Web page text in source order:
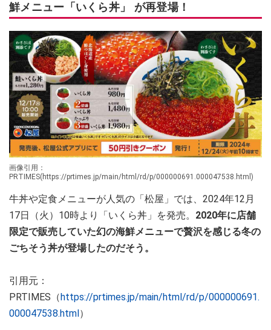
鮮メニュー「いくら丼」 が再登場！
画像引用：
PRTIMES(https://prtimes.jp/main/html/rd/p/000000691.000047538.html)
牛丼や定食メニューが人気の「松屋」では、2024年12月
17日（火）10時より「いくら丼」を発売。 2020年に店舗
限定で販売していた幻の海鮮メニューで贅沢を感じる冬の
ごちそう丼が登場したのだそう。
引用元：
PRTIMES（https://prtimes.jp/main/html/rd/p/000000691.
000047538.html）